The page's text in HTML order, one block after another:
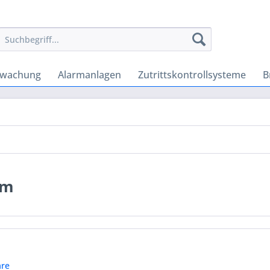
Alarmanlagen Zutrittskontrollsysteme